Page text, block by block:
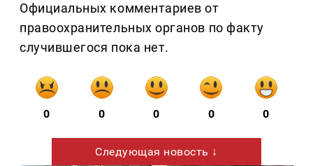
Официальных комментариев от
правоохранительных органов по факту
случившегося пока нет.
0 0 0 0 0
Следующая новость ↓